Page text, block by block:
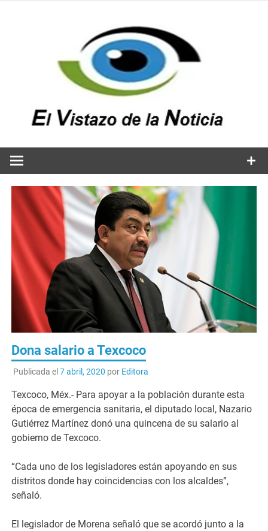
Dona salario a Texcoco
Publicada el 7 abril, 2020 por Editora
Texcoco, Méx.- Para apoyar a la población durante esta
época de emergencia sanitaria, el diputado local, Nazario
Gutiérrez Martínez donó una quincena de su salario al
gobierno de Texcoco.
“Cada uno de los legisladores están apoyando en sus
distritos donde hay coincidencias con los alcaldes”,
señaló.
El legislador de Morena señaló que se acordó junto a la